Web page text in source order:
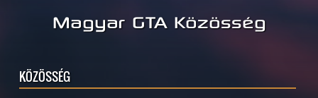
Magyar GTA Közösség
KÖZÖSSÉG